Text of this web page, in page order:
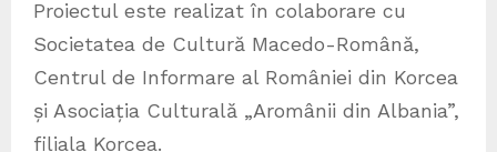
Proiectul este realizat în colaborare cu
Societatea de Cultură Macedo-Română,
Centrul de Informare al României din Korcea
și Asociația Culturală „Aromânii din Albania”,
filiala Korcea.